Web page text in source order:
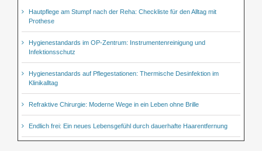
Hautpflege am Stumpf nach der Reha: Checkliste für den Alltag mit
Prothese
Hygienestandards im OP-Zentrum: Instrumentenreinigung und
Infektionsschutz
Hygienestandards auf Pflegestationen: Thermische Desinfektion im
Klinikalltag
Refraktive Chirurgie: Moderne Wege in ein Leben ohne Brille
Endlich frei: Ein neues Lebensgefühl durch dauerhafte Haarentfernung